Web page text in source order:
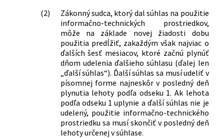
(2)
Zákonný sudca, ktorý dal súhlas na použitie
informačno-technických prostriedkov,
môže na základe novej žiadosti dobu
použitia predĺžiť, zakaždým však najviac o
ďalších šesť mesiacov, ktoré začnú plynúť
dňom udelenia ďalšieho súhlasu (ďalej len
„ďalší súhlas“). Ďalší súhlas sa musí udeliť v
písomnej forme najneskôr v posledný deň
plynutia lehoty podľa odseku 1. Ak lehota
podľa odseku 1 uplynie a ďalší súhlas nie je
udelený, použitie informačno-technického
prostriedku sa musí skončiť v posledný deň
lehoty určenej v súhlase.